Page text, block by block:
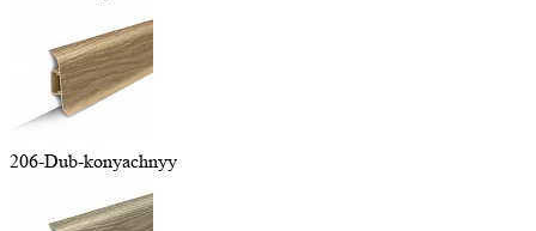
206-Dub-konyachnyy